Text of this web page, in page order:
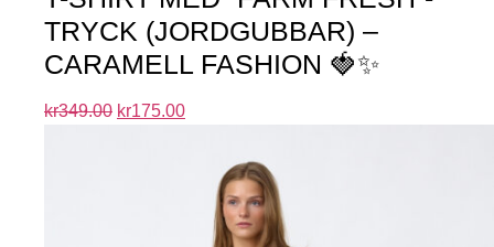
TRYCK (JORDGUBBAR) –
CARAMELL FASHION 🍓✨
kr349.00 kr175.00